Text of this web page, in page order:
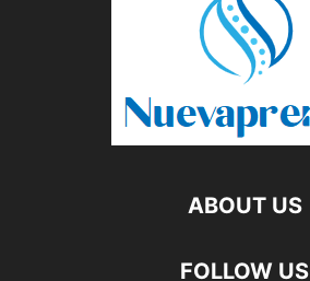
ABOUT US
FOLLOW US